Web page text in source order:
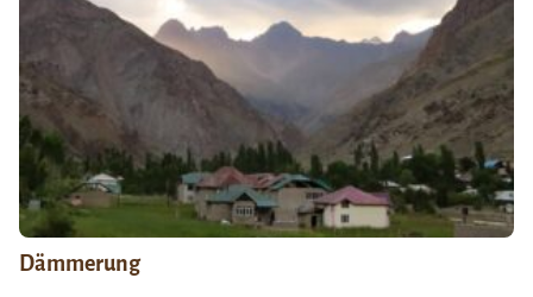
Dämmerung